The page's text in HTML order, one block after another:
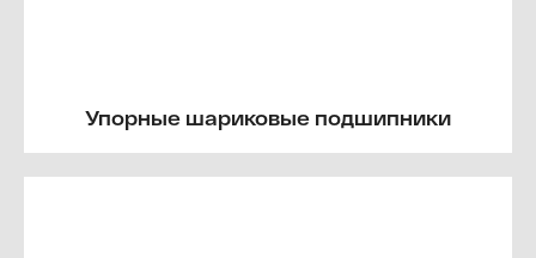
Упорные шариковые подшипники